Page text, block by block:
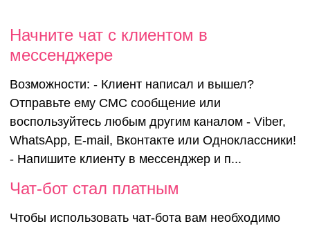
Начните чат с клиентом в
мессенджере
Возможности: - Клиент написал и вышел?
Отправьте ему СМС сообщение или
воспользуйтесь любым другим каналом - Viber,
WhatsApp, E-mail, Вконтакте или Одноклассники!
- Напишите клиенту в мессенджер и п...
Чат-бот стал платным
Чтобы использовать чат-бота вам необходимо